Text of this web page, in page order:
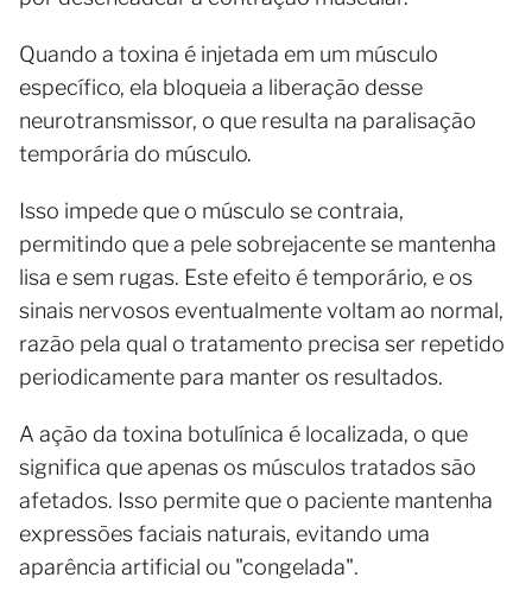
Quando a toxina é injetada em um músculo
específico, ela bloqueia a liberação desse
neurotransmissor, o que resulta na paralisação
temporária do músculo.
Isso impede que o músculo se contraia,
permitindo que a pele sobrejacente se mantenha
lisa e sem rugas. Este efeito é temporário, e os
sinais nervosos eventualmente voltam ao normal,
razão pela qual o tratamento precisa ser repetido
periodicamente para manter os resultados.
A ação da toxina botulínica é localizada, o que
significa que apenas os músculos tratados são
afetados. Isso permite que o paciente mantenha
expressões faciais naturais, evitando uma
aparência artificial ou "congelada".